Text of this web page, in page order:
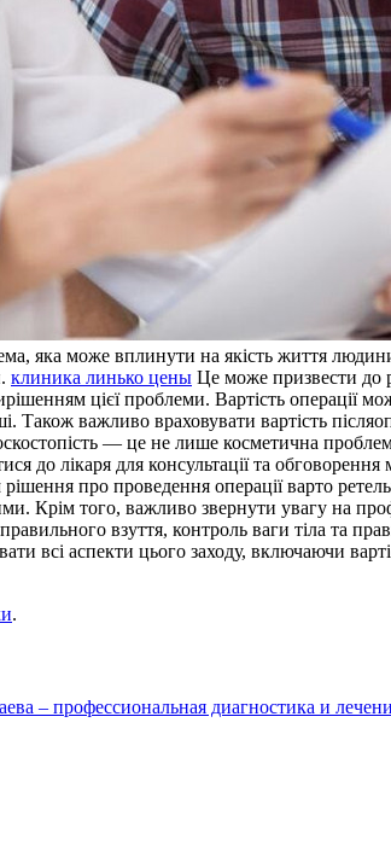
яка може вплинути на якість життя
клиника линько цены Це може призвести до
цієї проблеми. Вартість операції
Також важливо враховувати вартість
— це не лише косметична
до лікаря для консультації та
про проведення операції варто
Крім того, важливо звернути увагу на
взуття, контроль ваги тіла та
всі аспекти цього заходу, включаючи
.
– профессиональная диагностика и